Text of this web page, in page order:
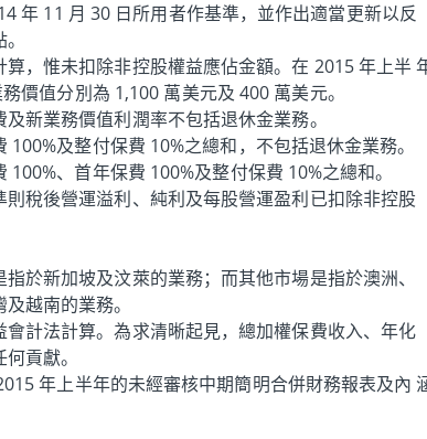
年 11 月 30 日所用者作基準，並作出適當更新以反
，惟未扣除非控股權益應佔金額。在 2015 年上半
價值分別為 1,100 萬美元及 400 萬美元。
新業務價值利潤率不包括退休金業務。
及整付保費 10%之總和，不包括退休金業務。
、首年保費 100%及整付保費 10%之總和。
稅後營運溢利、純利及每股營運盈利已扣除非控股
於新加坡及汶萊的業務；而其他市場是指於澳洲、
越南的業務。
計法計算。為求清晰起見，總加權保費收入、年化
貢獻。
年上半年的未經審核中期簡明合併財務報表及內